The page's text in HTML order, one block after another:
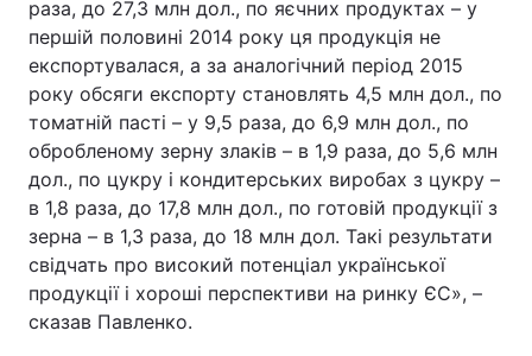
раза, до 27,3 млн дол., по яєчних продуктах – у
першій половині 2014 року ця продукція не
експортувалася, а за аналогічний період 2015
року обсяги експорту становлять 4,5 млн дол., по
томатній пасті – у 9,5 раза, до 6,9 млн дол., по
обробленому зерну злаків – в 1,9 раза, до 5,6 млн
дол., по цукру і кондитерських виробах з цукру –
в 1,8 раза, до 17,8 млн дол., по готовій продукції з
зерна – в 1,3 раза, до 18 млн дол. Такі результати
свідчать про високий потенціал української
продукції і хороші перспективи на ринку ЄС», –
сказав Павленко.